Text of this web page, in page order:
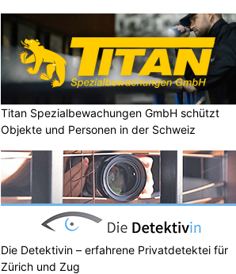
Titan Spezialbewachungen GmbH schützt
Objekte und Personen in der Schweiz
Die Detektivin – erfahrene Privatdetektei für
Zürich und Zug